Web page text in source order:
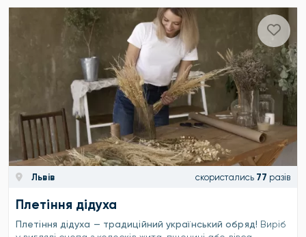
Львів скористались 77 разів
Плетіння дідуха
Плетіння дідуха — традиційний український обряд! Виріб